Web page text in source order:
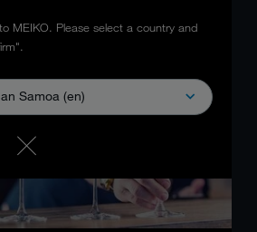
MEIKO. Please select a country and
Samoa (en)